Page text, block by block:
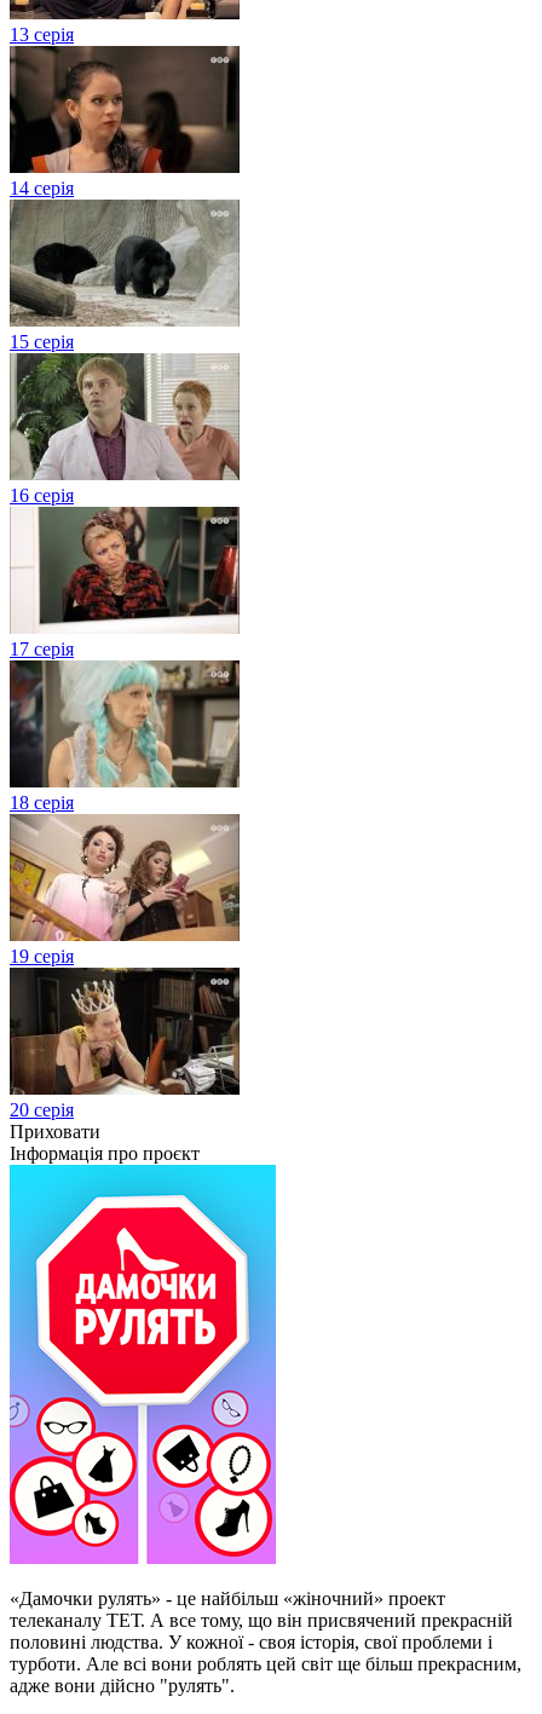
13 серія
14 серія
15 серія
16 серія
17 серія
18 серія
19 серія
20 серія
Приховати
Інформація про проєкт
«Дамочки рулять» - це найбільш «жіночний» проект
телеканалу ТЕТ. А все тому, що він присвячений прекрасній
половині людства. У кожної - своя історія, свої проблеми і
турботи. Але всі вони роблять цей світ ще більш прекрасним,
адже вони дійсно "рулять".